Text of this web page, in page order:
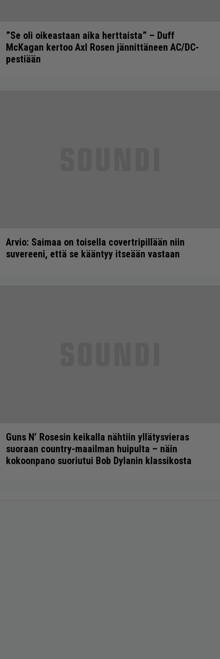
”Se oli oikeastaan aika herttaista” – Duff
McKagan kertoo Axl Rosen jännittäneen AC/DC-
pestiään
Arvio: Saimaa on toisella covertripillään niin
suvereeni, että se kääntyy itseään vastaan
Guns N’ Rosesin keikalla nähtiin yllätysvieras
suoraan country-maailman huipulta – näin
kokoonpano suoriutui Bob Dylanin klassikosta